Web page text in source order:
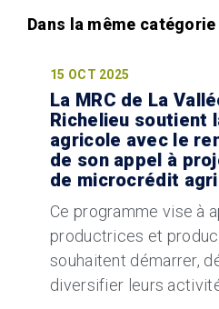
15 OCT 2025
La MRC de La
Richelieu soutient
agricole avec le
de son appel à
de microcrédit
Ce programme vise à
productrices et
souhaitent démarrer,
diversifier leurs